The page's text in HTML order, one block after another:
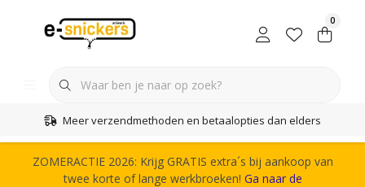
0
Meer verzendmethoden en betaalopties dan elders
ZOMERACTIE 2026: Krijg GRATIS extra´s bij aankoop van
twee korte of lange werkbroeken! Ga naar de